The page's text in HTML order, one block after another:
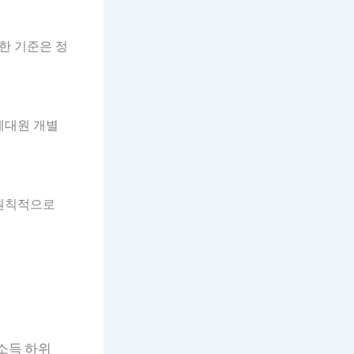
기준은 정
대원 개별
적으로
득 하위